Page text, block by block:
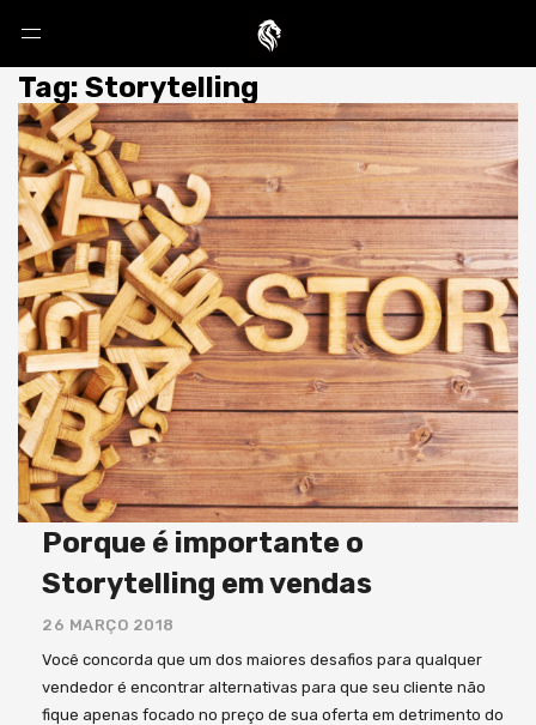
Tag: Storytelling
Porque é importante o
Storytelling em vendas
26 MARÇO 2018
Você concorda que um dos maiores desafios para qualquer
vendedor é encontrar alternativas para que seu cliente não
fique apenas focado no preço de sua oferta em detrimento do